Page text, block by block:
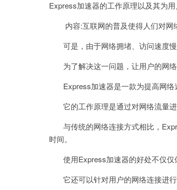
Express加速器的工作原理以及其为
内容:互联网的普及使得人们对网
可是，由于网络拥堵、访问速度慢
为了解决这一问题，让用户的网络
Express加速器是一款为提高网络
它的工作原理是通过对网络流量进
与传统的网络连接方式相比，
时间。
使用Express加速器的好处不仅仅
它还可以针对用户的网络连接进行